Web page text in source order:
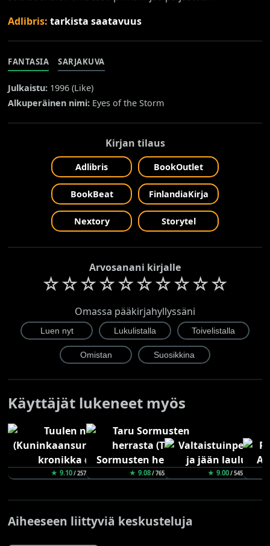
Adlibris:tarkista saatavuus
FANTASIA SARJAKUVA
Julkaistu: 1996 (Like)
Alkuperäinen nimi: Eyes of the Storm
Kirjan tilaus
Adlibris BookOutlet
BookBeat FinlandiaKirja
Nextory Storytel
Arvosanani kirjalle
☆☆☆☆☆☆☆☆☆☆
Omassa pääkirjahyllyssäni
Käyttäjät lukeneet myös
★ 9.10/ 257 ★ 9.08/ 765 ★ 9.00/ 545
Aiheeseen liittyviä keskusteluja